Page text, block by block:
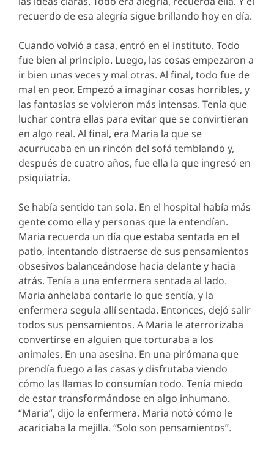
recuerdo de esa alegría sigue brillando hoy en día.
Cuando volvió a casa, entró en el instituto. Todo
fue bien al principio. Luego, las cosas empezaron a
ir bien unas veces y mal otras. Al final, todo fue de
mal en peor. Empezó a imaginar cosas horribles, y
las fantasías se volvieron más intensas. Tenía que
luchar contra ellas para evitar que se convirtieran
en algo real. Al final, era Maria la que se
acurrucaba en un rincón del sofá temblando y,
después de cuatro años, fue ella la que ingresó en
psiquiatría.
Se había sentido tan sola. En el hospital había más
gente como ella y personas que la entendían.
Maria recuerda un día que estaba sentada en el
patio, intentando distraerse de sus pensamientos
obsesivos balanceándose hacia delante y hacia
atrás. Tenía a una enfermera sentada al lado.
Maria anhelaba contarle lo que sentía, y la
enfermera seguía allí sentada. Entonces, dejó salir
todos sus pensamientos. A Maria le aterrorizaba
convertirse en alguien que torturaba a los
animales. En una asesina. En una pirómana que
prendía fuego a las casas y disfrutaba viendo
cómo las llamas lo consumían todo. Tenía miedo
de estar transformándose en algo inhumano.
“Maria”, dijo la enfermera. Maria notó cómo le
acariciaba la mejilla. “Solo son pensamientos”.